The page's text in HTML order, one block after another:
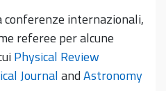
conferenze internazionali,
referee per alcune
Physical Review
JournalandAstronomy